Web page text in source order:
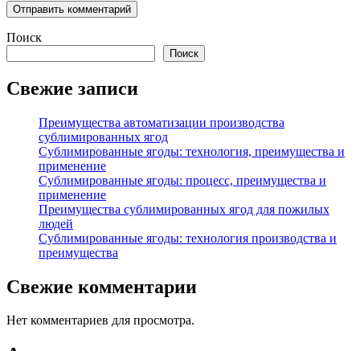
Поиск
Поиск
Свежие записи
Преимущества автоматизации производства
сублимированных ягод
Сублимированные ягоды: технология, преимущества и
применение
Сублимированные ягоды: процесс, преимущества и
применение
Преимущества сублимированных ягод для пожилых
людей
Сублимированные ягоды: технология производства и
преимущества
Свежие комментарии
Нет комментариев для просмотра.